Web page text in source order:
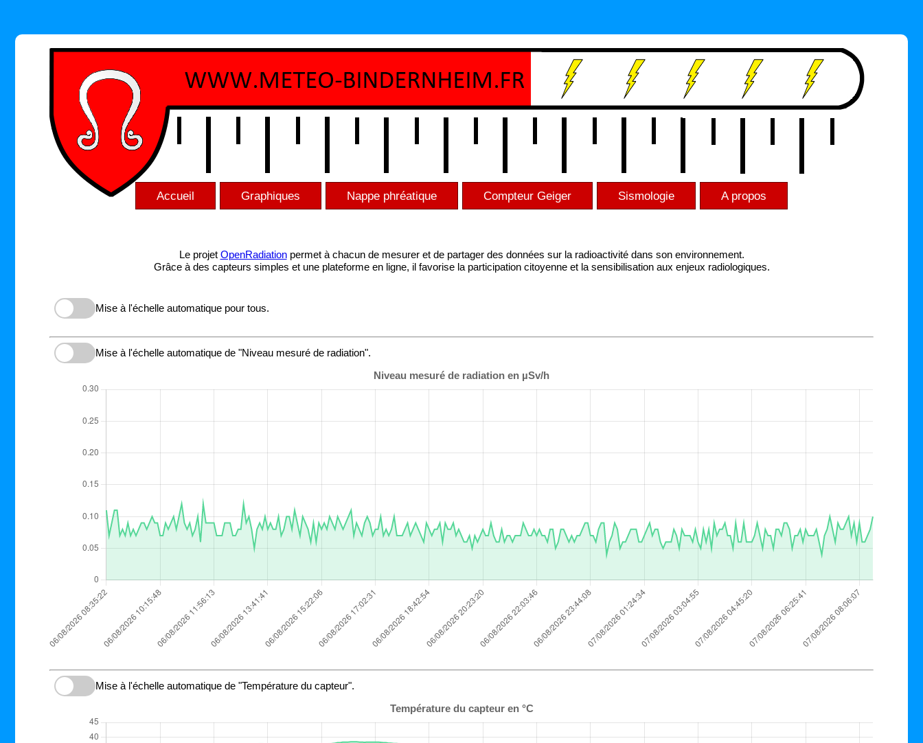
Accueil Graphiques Nappe phréatique Compteur Geiger Sismologie A propos
Le projet OpenRadiationpermet à chacun de mesurer et de partager des données sur la radioactivité dans son environnement.
Grâce à des capteurs simples et une plateforme en ligne, il favorise la participation citoyenne et la sensibilisation aux enjeux radiologiques.
Mise à l'échelle automatique pour tous.
Mise à l'échelle automatique de "Niveau mesuré de radiation".
Mise à l'échelle automatique de "Température du capteur".